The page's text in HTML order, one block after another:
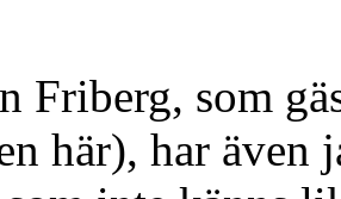
Friberg, som
här), har även